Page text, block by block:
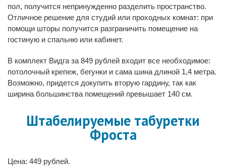
пол, получится непринужденно разделить пространство.
Отличное решение для студий или проходных комнат: при
помощи шторы получится разграничить помещение на
гостиную и спальню или кабинет.
В комплект Видга за 849 рублей входит все необходимое:
потолочный крепеж, бегунки и сама шина длиной 1,4 метра.
Возможно, придется докупить вторую гардину, так как
ширина большинства помещений превышает 140 см.
Штабелируемые табуретки
Фроста
Цена: 449 рублей.